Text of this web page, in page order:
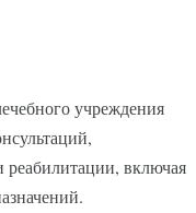
учреждения
реабилитации, включая